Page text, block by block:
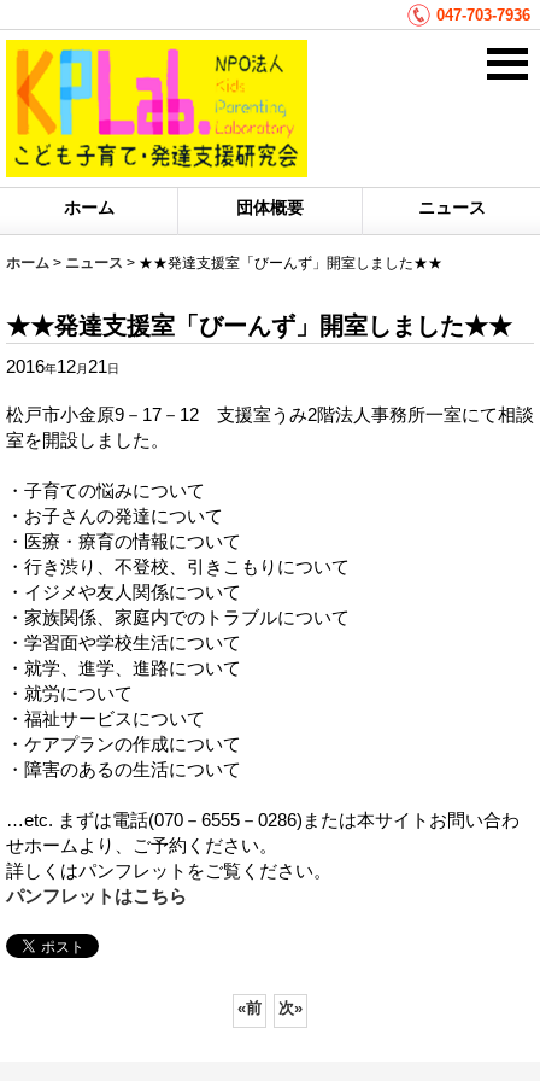
047-703-7936
ホーム 団体概要 ニュース
ホーム > ニュース > ★★発達支援室「びーんず」開室しました★★
★★発達支援室「びーんず」開室しました★★
2016年12月 21日
松戸市小金原9－17－12 支援室うみ2階法人事務所一室にて相談
室を開設しました。
・子育ての悩みについて
・お子さんの発達について
・医療・療育の情報について
・行き渋り、不登校、引きこもりについて
・イジメや友人関係について
・家族関係、家庭内でのトラブルについて
・学習面や学校生活について
・就学、進学、進路について
・就労について
・福祉サービスについて
・ケアプランの作成について
・障害のあるの生活について
…etc. まずは電話(070－6555－0286)または本サイトお問い合わ
せホームより、ご予約ください。
詳しくはパンフレットをご覧ください。
パンフレットはこちら
«前 次»